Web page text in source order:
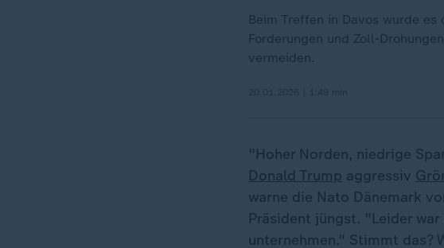
Beim Treffen in Davos wurde
Forderungen und Zoll-
vermeiden.
"Hoher Norden, niedrige
Donald Trump aggressiv
warne die Nato Dänemark
Präsident jüngst. "Leider
unternehmen." Stimmt das?